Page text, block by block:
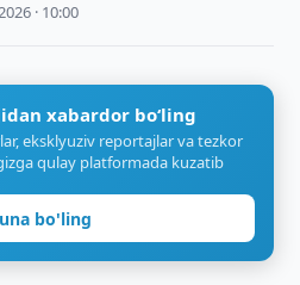
· 10:00
xabardor bo‘ling
eksklyuziv reportajlar va tezkor
qulay platformada kuzatib
bo'ling